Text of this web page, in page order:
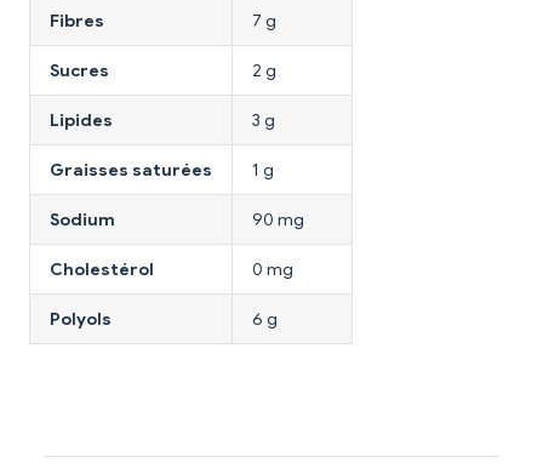
Fibres 7 g
Sucres 2 g
Lipides 3 g
Graisses saturées 1 g
Sodium 90 mg
Cholestérol 0 mg
Polyols 6 g